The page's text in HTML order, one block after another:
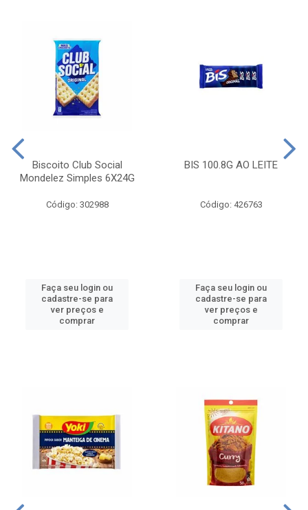
Biscoito Club Social
Mondelez Simples 6X24G
Código: 302988
Faça seu login ou
cadastre-se para
ver preços e
comprar
BIS 100.8G AO LEITE
Código: 426763
Faça seu login ou
cadastre-se para
ver preços e
comprar